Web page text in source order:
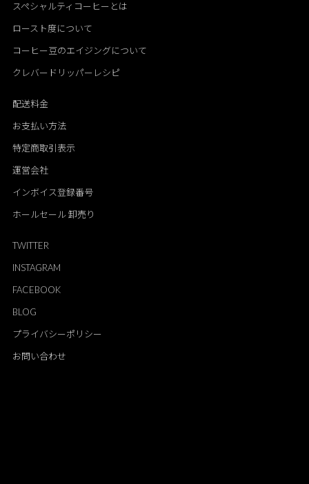
スペシャルティコーヒーとは
ロースト度について
コーヒー豆のエイジングについて
クレバードリッパーレシピ
配送料金
お支払い方法
特定商取引表示
運営会社
インボイス登録番号
ホールセール 卸売り
TWITTER
INSTAGRAM
FACEBOOK
BLOG
プライバシーポリシー
お問い合わせ